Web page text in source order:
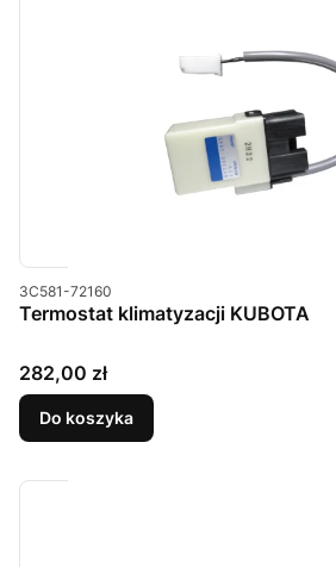
Kod produktu
3C581-72160
Termostat klimatyzacji KUBOTA
Cena
282,00 zł
Do koszyka